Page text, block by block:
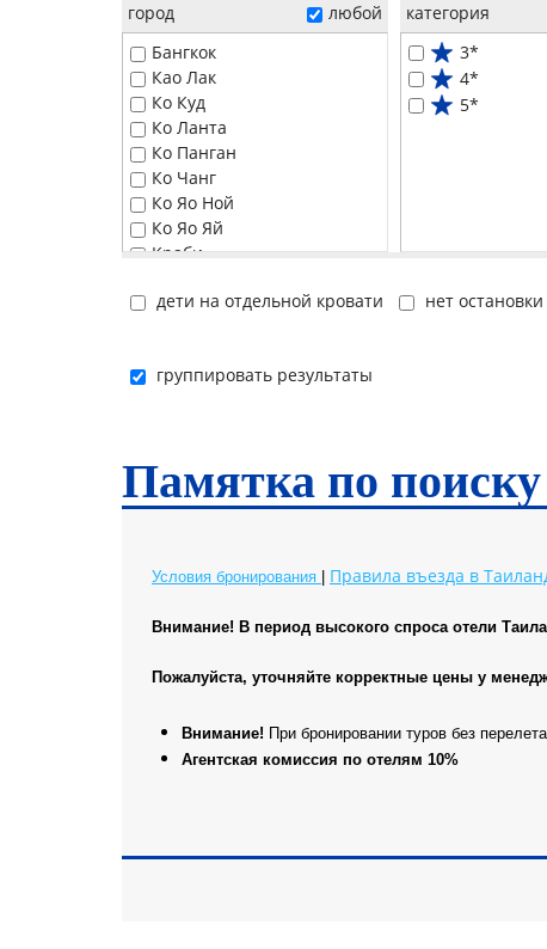
город
любой
Бангкок
Као Лак
Ко Куд
Ко Ланта
Ко Панган
Ко Чанг
Ко Яо Ной
Ко Яо Яй
Краби
Пханг Нга
Самуи
категория
3*
4*
5*
дети на отдельной кровати нет
группировать результаты
Памятка по поиску
Условия бронирования Правила въезда в
Внимание! В период высокого спроса отели
Пожалуйста, уточняйте корректные цены у
Внимание! При бронировании туров без
Агентская комиссия по отелям 10%